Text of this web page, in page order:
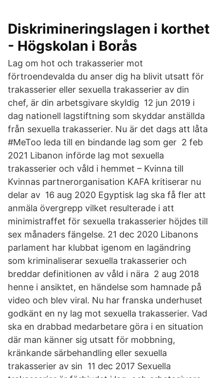
Diskrimineringslagen i korthet
- Högskolan i Borås
Lag om hot och trakasserier mot
förtroendevalda du anser dig ha blivit utsatt för
trakasserier eller sexuella trakasserier av din
chef, är din arbetsgivare skyldig 12 jun 2019 i
dag nationell lagstiftning som skyddar anställda
från sexuella trakasserier. Nu är det dags att låta
#MeToo leda till en bindande lag som ger 2 feb
2021 Libanon införde lag mot sexuella
trakasserier och våld i hemmet – Kvinna till
Kvinnas partnerorganisation KAFA kritiserar nu
delar av 16 aug 2020 Egyptisk lag ska få fler att
anmäla övergrepp vilket resulterade i att
minimistraffet för sexuella trakasserier höjdes till
sex månaders fängelse. 21 dec 2020 Libanons
parlament har klubbat igenom en lagändring
som kriminaliserar sexuella trakasserier och
breddar definitionen av våld i nära 2 aug 2018
henne i ansiktet, en händelse som hamnade på
video och blev viral. Nu har franska underhuset
godkänt en ny lag mot sexuella trakasserier. Vad
ska en drabbad medarbetare göra i en situation
där man känner sig utsatt för mobbning,
kränkande särbehandling eller sexuella
trakasserier av sin 11 dec 2017 Sexuella